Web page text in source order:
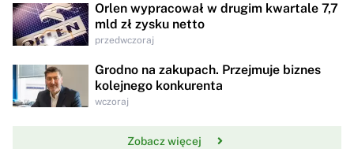
Orlen wypracował w drugim kwartale 7,7
mld zł zysku netto
przedwczoraj
Grodno na zakupach. Przejmuje biznes
kolejnego konkurenta
wczoraj
Zobacz więcej